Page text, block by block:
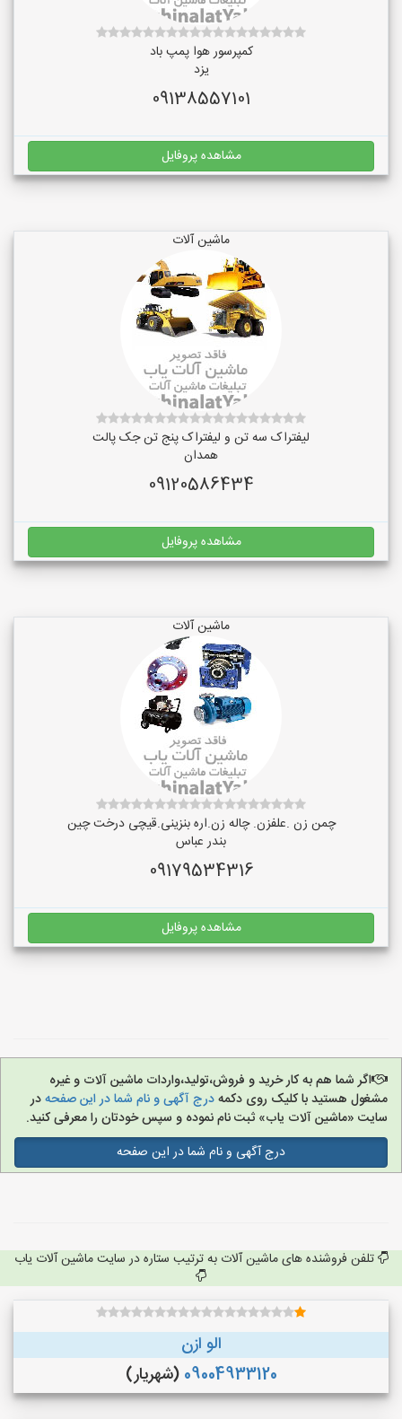
کمپرسور هوا پمپ باد
یزد
09138557101
مشاهده پروفایل
ماشین آلات
لیفتراک سه تن و لیفتراک پنج تن جک پالت
همدان
09120586434
مشاهده پروفایل
ماشین آلات
چمن زن .علفزن. چاله زن.اره بنزینی.قیچی درخت چین
بندر عباس
09179534316
مشاهده پروفایل
اگر شما هم به کار خرید و فروش،تولید،واردات ماشین آلات و غیره
مشغول هستید با کلیک روی دکمهدرج آگهی و نام شما در این صفحهدر
سایت «ماشین آلات یاب» ثبت نام نموده و سپس خودتان را معرفی کنید.
درج آگهی و نام شما در این صفحه
تلفن فروشنده های ماشین آلات به ترتیب ستاره در سایت ماشین آلات یاب
الو ازن
09004933120 (شهریار)